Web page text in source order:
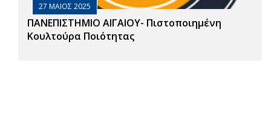
27 ΜΑΙΟΣ 2025
ΠΑΝΕΠΙΣΤΗΜΙΟ ΑΙΓΑΙΟΥ- Πιστοποιημένη
Κουλτούρα Ποιότητας